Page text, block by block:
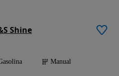
Shine
Manual